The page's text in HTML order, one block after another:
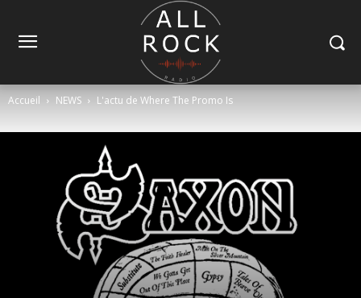
Accueil NEWS L'actu de Where The Promo Is